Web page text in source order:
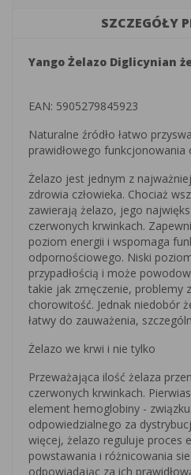
SZCZEGÓŁY
Yango Żelazo Diglicynian
EAN: 5905279845923
Naturalne źródło łatwo
prawidłowego funkcjonowania
Żelazo jest jednym z
zdrowia człowieka. Chociaż
zawierają żelazo, jego
czerwonych krwinkach.
poziom energii i wspomaga
odpornościowego. Niski
przypadłością i może
takie jak zmęczenie, problemy
chorowitość. Jednak niedobór
łatwy do zauważenia,
Żelazo we krwi i nie tylko
Przeważająca ilość żelaza
czerwonych krwinkach.
element hemoglobiny -
odpowiedzialnego za
więcej, żelazo reguluje proces
powstawania i różnicowania
odpowiadając za ich